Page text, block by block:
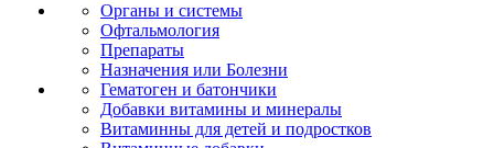
Органы и системы
Офтальмология
Препараты
Назначения или Болезни
Гематоген и батончики
Добавки витамины и минералы
Витаминны для детей и подростков